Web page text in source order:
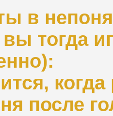
в
тогда
после